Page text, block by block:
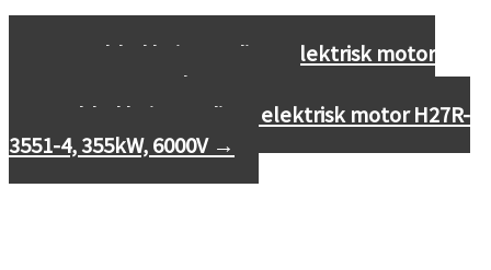
Datablad højspændings elektrisk motor
H27R-5603-2, 2800kW, 6000V
Datablad højspændings elektrisk motor H27R-
3551-4, 355kW, 6000V →